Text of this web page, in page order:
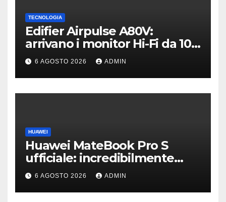
TECNOLOGIA
Edifier Airpulse A80V:
arrivano i monitor Hi-Fi da 100
W con USB Hi-Res
6 AGOSTO 2026 ADMIN
HUAWEI
Huawei MateBook Pro S
ufficiale: incredibilmente
leggero e supersottile
6 AGOSTO 2026 ADMIN